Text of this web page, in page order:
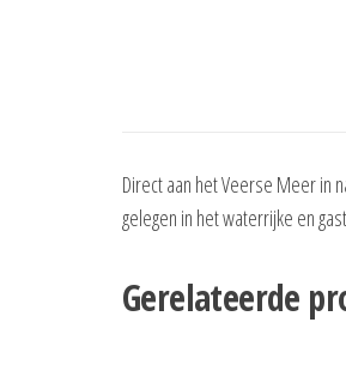
Direct aan het Veerse Meer in
gelegen in het waterrijke en
Gerelateerde